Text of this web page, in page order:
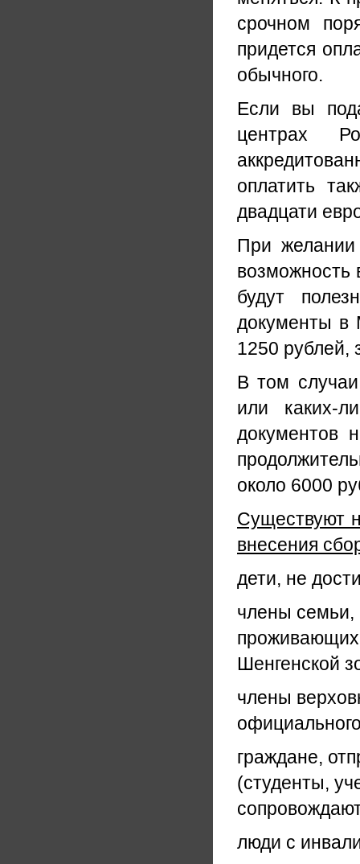
срочном
придется
обычного.
Если вы
центрах
оплатить
двадцати
При желании
возможность
будут
документы в
1250 рублей,
В том
или каких-
документов
около 6000
Существуют
внесения
дети, не
члены семьи,
проживающих
Шенгенской
члены
граждане,
(студенты,
люди с